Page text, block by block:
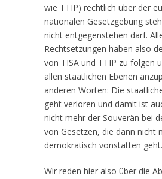
wie TTIP) rechtlich über der
nationalen Gesetzgebung
nicht entgegenstehen darf.
Rechtsetzungen haben also
von TISA und TTIP zu folgen
allen staatlichen Ebenen
anderen Worten: Die
geht verloren und damit ist
nicht mehr der Souverän bei
von Gesetzen, die dann nicht
demokratisch vonstatten geht.
Wir reden hier also über die